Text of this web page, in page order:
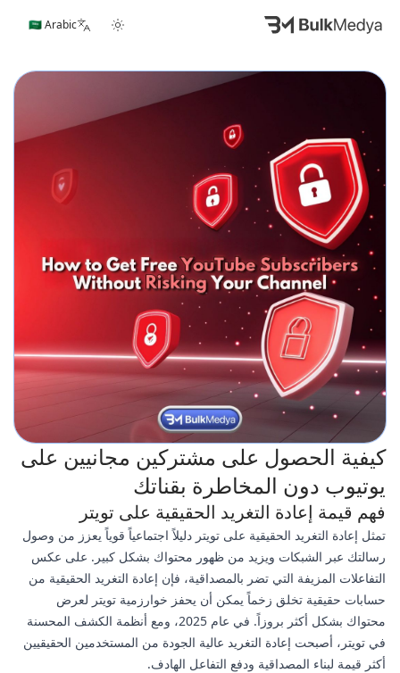
🇸🇦 Arabic
كيفية الحصول على مشتركين مجانيين على
يوتيوب دون المخاطرة بقناتك
فهم قيمة إعادة التغريد الحقيقية على تويتر
تمثل إعادة التغريد الحقيقية على تويتر دليلاً اجتماعياً قوياً يعزز من وصول
رسالتك عبر الشبكات ويزيد من ظهور محتواك بشكل كبير. على عكس
التفاعلات المزيفة التي تضر بالمصداقية، فإن إعادة التغريد الحقيقية من
حسابات حقيقية تخلق زخماً يمكن أن يحفز خوارزمية تويتر لعرض
محتواك بشكل أكثر بروزاً. في عام 2025، ومع أنظمة الكشف المحسنة
في تويتر، أصبحت إعادة التغريد عالية الجودة من المستخدمين الحقيقيين
أكثر قيمة لبناء المصداقية ودفع التفاعل الهادف.